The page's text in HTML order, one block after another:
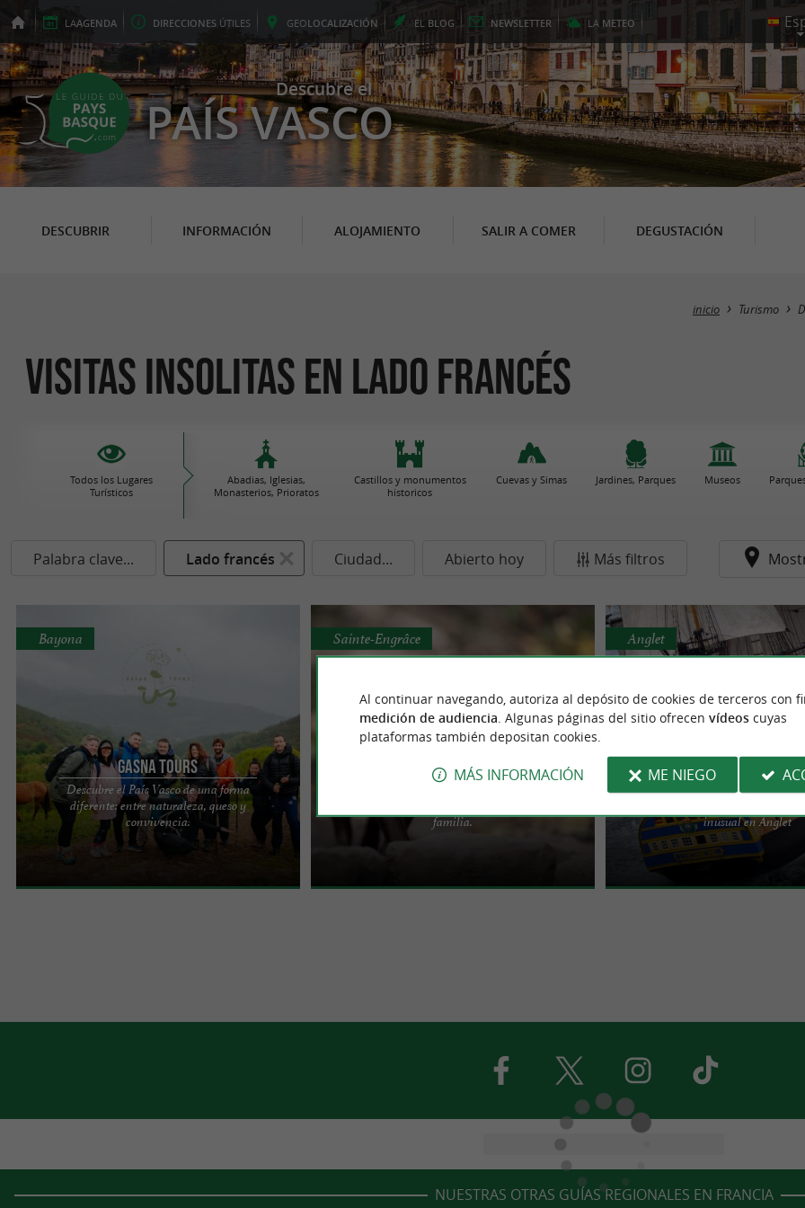
LAAGENDA DIRECCIONES ÚTILES GEOLOCALIZACIÓN EL BLOG NEWSLETTER LA METEO
Descubre el
PAÍS VASCO
DESCUBRIR INFORMACIÓN ALOJAMIENTO SALIR A COMER DEGUSTACIÓN
inicio Turismo
Visitas Insolitas en Lado francés
Todos los Lugares
Turísticos
Abadias, Iglesias,
Monasterios, Prioratos
Castillos y monumentos
historicos
Cuevas y Simas Jardines, Parques Museos
Palabra clave... Lado francés Ciudad... Abierto hoy Más filtros
Gasna Tours
Descubre el País Vasco de una forma
diferente: entre naturaleza, queso y
convivencia.
Bayona
Gasna Tours: Excursiones únicas para disfrutar de
la naturaleza y la gastronomía en el País Vasco.
Manon será tu ...
Parque de animales de los Pirineos
familia.
Sainte-Engrâce
Situado en el corazón de las montañas, el Parque
de Animales de los Pirineos alberga alrededor de
100 especies ...
La Hermione, el gran
inusual en Anglet
Anglet
L'Hermione, una famosa réplica de
llevó al Marqués de Lafayette a
del siglo ...
NUESTRAS OTRAS GUÍAS REGIONALES EN FRANCIA
Al continuar navegando, autoriza al depósito de cookies de terceros con
medición de audiencia . Algunas páginas del sitio ofrecen vídeoscuyas
plataformas también depositan cookies.
MÁS INFORMACIÓN ME NIEGO